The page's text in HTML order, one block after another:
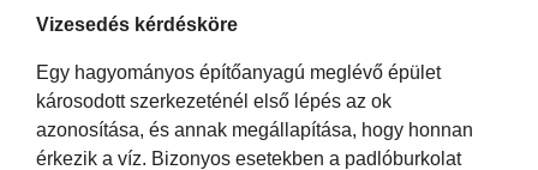
Vizesedés kérdésköre
Egy hagyományos építőanyagú meglévő épület
károsodott szerkezeténél első lépés az ok
azonosítása, és annak megállapítása, hogy honnan
érkezik a víz. Bizonyos esetekben a padlóburkolat